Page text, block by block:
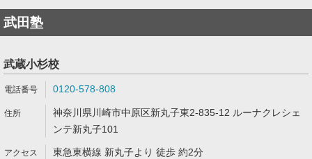
武田塾
武蔵小杉校
0120-578-808
神奈川県川崎市中原区新丸子東2-835-12 ルーナクレシェ
ンテ新丸子101
東急東横線 新丸子より 徒歩 約2分